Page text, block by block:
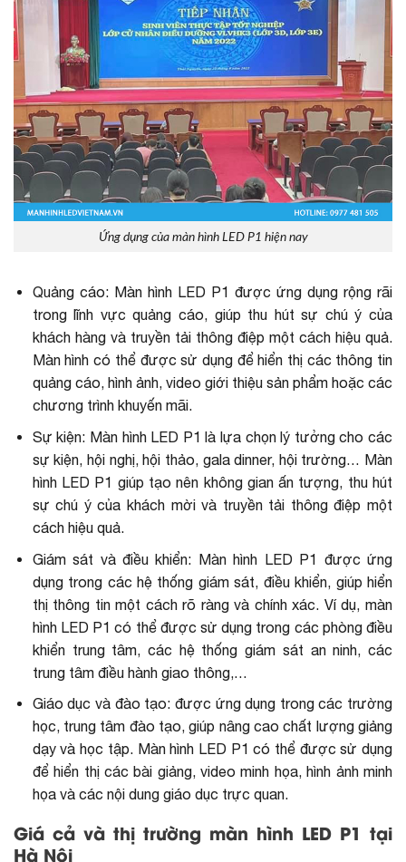
Ứng dụng của màn hình LED P1 hiện nay
Quảng cáo: Màn hình LED P1 được ứng dụng rộng rãi
trong lĩnh vực quảng cáo, giúp thu hút sự chú ý của
khách hàng và truyền tải thông điệp một cách hiệu quả.
Màn hình có thể được sử dụng để hiển thị các thông tin
quảng cáo, hình ảnh, video giới thiệu sản phẩm hoặc các
chương trình khuyến mãi.
Sự kiện: Màn hình LED P1 là lựa chọn lý tưởng cho các
sự kiện, hội nghị, hội thảo, gala dinner, hội trường… Màn
hình LED P1 giúp tạo nên không gian ấn tượng, thu hút
sự chú ý của khách mời và truyền tải thông điệp một
cách hiệu quả.
Giám sát và điều khiển: Màn hình LED P1 được ứng
dụng trong các hệ thống giám sát, điều khiển, giúp hiển
thị thông tin một cách rõ ràng và chính xác. Ví dụ, màn
hình LED P1 có thể được sử dụng trong các phòng điều
khiển trung tâm, các hệ thống giám sát an ninh, các
trung tâm điều hành giao thông,…
Giáo dục và đào tạo: được ứng dụng trong các trường
học, trung tâm đào tạo, giúp nâng cao chất lượng giảng
dạy và học tập. Màn hình LED P1 có thể được sử dụng
để hiển thị các bài giảng, video minh họa, hình ảnh minh
họa và các nội dung giáo dục trực quan.
Giá cả và thị trường màn hình LED P1 tại
Hà Nội